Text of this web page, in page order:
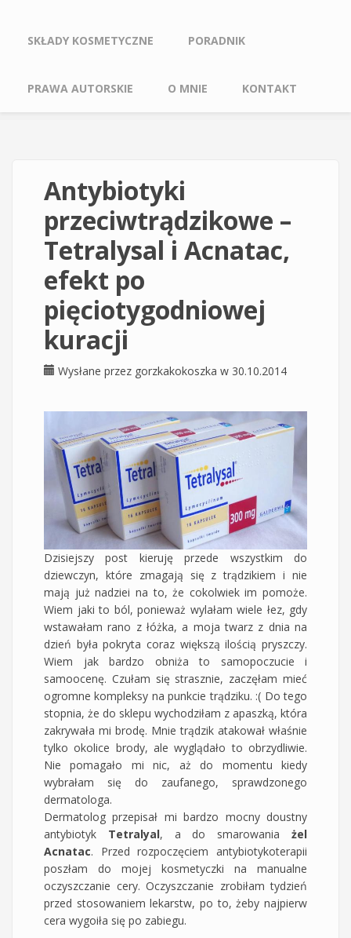
SKŁADY KOSMETYCZNE PORADNIK
PRAWA AUTORSKIE O MNIE KONTAKT
Antybiotyki
przeciwtrądzikowe –
Tetralysal i Acnatac,
efekt po
pięciotygodniowej
kuracji
Wysłane przez gorzkakokoszka w 30.10.2014
Dzisiejszy post kieruję przede wszystkim do
dziewczyn, które zmagają się z trądzikiem i nie
mają już nadziei na to, że cokolwiek im pomoże.
Wiem jaki to ból, ponieważ wylałam wiele łez, gdy
wstawałam rano z łóżka, a moja twarz z dnia na
dzień była pokryta coraz większą ilością pryszczy.
Wiem jak bardzo obniża to samopoczucie i
samoocenę. Czułam się strasznie, zaczęłam mieć
ogromne kompleksy na punkcie trądziku. :( Do tego
stopnia, że do sklepu wychodziłam z apaszką, która
zakrywała mi brodę. Mnie trądzik atakował właśnie
tylko okolice brody, ale wyglądało to obrzydliwie.
Nie pomagało mi nic, aż do momentu kiedy
wybrałam się do zaufanego, sprawdzonego
dermatologa.
Dermatolog przepisał mi bardzo mocny doustny
antybiotyk Tetralyal, a do smarowaniażel
Acnatac. Przed rozpoczęciem antybiotykoterapii
poszłam do mojej kosmetyczki na manualne
oczyszczanie cery. Oczyszczanie zrobiłam tydzień
przed stosowaniem lekarstw, po to, żeby najpierw
cera wygoiła się po zabiegu.